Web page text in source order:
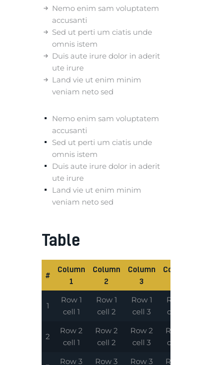
Nemo enim sam voluptatem
accusanti
Sed ut perti um ciatis unde
omnis istem
Duis aute irure dolor in aderit
ute irure
Land vie ut enim minim
veniam neto sed
Nemo enim sam voluptatem
accusanti
Sed ut perti um ciatis unde
omnis istem
Duis aute irure dolor in aderit
ute irure
Land vie ut enim minim
veniam neto sed
Table
#
Column
1
Column
2
Column
3
Column
1
Row 1
cell 1
Row 1
cell 2
Row 1
cell 3
Row 1
cell 4
2
Row 2
cell 1
Row 2
cell 2
Row 2
cell 3
Row 2
cell 4
Row 3 Row 3 Row 3 Row 3